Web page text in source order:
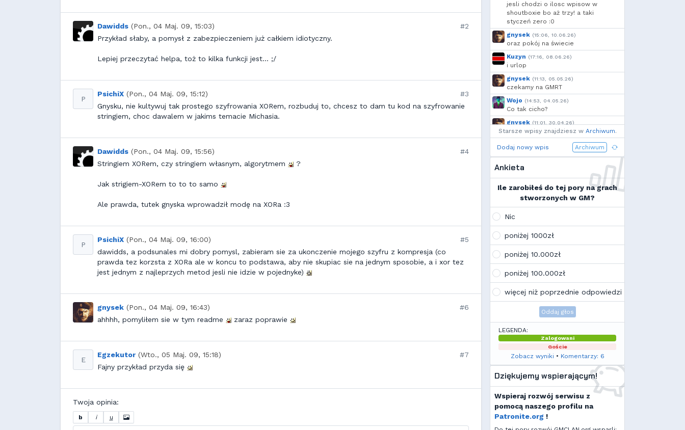
Dawidds (Pon., 04 Maj. 09, 15:03)
#2
Przykład słaby, a pomysł z zabezpieczeniem już całkiem idiotyczny.
Lepiej przeczytać helpa, toż to kilka funkcji jest... ;/
P
PsichiX (Pon., 04 Maj. 09, 15:12)
#3
Gnysku, nie kultywuj tak prostego szyfrowania XORem, rozbuduj to, chcesz to dam tu kod na szyfrowanie
stringiem, choc dawalem w jakims temacie Michasia.
Dawidds (Pon., 04 Maj. 09, 15:56)
#4
Stringiem XORem, czy stringiem własnym, algorytmem
?
Jak strigiem-XORem to to to samo
Ale prawda, tutek gnyska wprowadził modę na XORa :3
P
PsichiX (Pon., 04 Maj. 09, 16:00)
#5
dawidds, a podsunales mi dobry pomysl, zabieram sie za ukonczenie mojego szyfru z kompresja (co
prawda tez korzsta z XORa ale w koncu to podstawa, aby nie skupiac sie na jednym sposobie, a i xor tez
jest jednym z najleprzych metod jesli nie idzie w pojednyke)
gnysek (Pon., 04 Maj. 09, 16:43)
#6
ahhhh, pomyliłem sie w tym readme
zaraz poprawie
E
Egzekutor (Wto., 05 Maj. 09, 15:18)
#7
Fajny przykład przyda się
Twoja opinia:
b i u
GreenClover, szynka, l...
Cebul, moeglich ,
Krzysiek1250 ,
exigo, xVANiLL
jesli chodzi o ilosc wpisow w
shoutboxie bo aż trzy! a taki
styczeń zero :0
gnysek (15:06, 10.06.26)
oraz pokój na świecie
Kuzyn (17:16, 08.06.26)
i urlop
gnysek (11:13, 05.05.26)
czekamy na GMRT
Wojo (14:53, 04.05.26)
Co tak cicho?
gnysek (11:01, 30.04.26)
Grill panie, grill.
Wojo
(14:18, 29.04.26)
Jak planujecie spędzić najbliższą
Ja zainstalowałem sobie Linux mint
na swoim laptopie
Wojo
Tak, po zmianach gmclan przeżywa
wskazują, że ten rok będzie rokiem
Linuxa, rokiem odejścia od
discorda na rzecz forów
internetowych
K Kamilek
Ale klimat tu znowu wrócić!
Starsze wpisy znajdziesz w Archiwum.
Dodaj nowy wpis Archiwum
Ankieta
Ile zarobiłeś do tej pory na grach
stworzonych w GM?
Nic
poniżej 1000zł
poniżej 10.000zł
poniżej 100.000zł
więcej niż poprzednie odpowiedzi
Oddaj głos
LEGENDA:
Zalogowani
Goście
Zobacz wyniki • Komentarzy: 6
Dziękujemy wspierającym!
Wspieraj rozwój serwisu z
pomocą naszego profilu na
Patronite.org !